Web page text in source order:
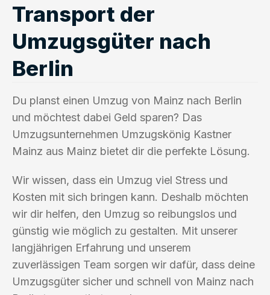
Transport der
Umzugsgüter nach
Berlin
Du planst einen Umzug von Mainz nach Berlin
und möchtest dabei Geld sparen? Das
Umzugsunternehmen Umzugskönig Kastner
Mainz aus Mainz bietet dir die perfekte Lösung.
Wir wissen, dass ein Umzug viel Stress und
Kosten mit sich bringen kann. Deshalb möchten
wir dir helfen, den Umzug so reibungslos und
günstig wie möglich zu gestalten. Mit unserer
langjährigen Erfahrung und unserem
zuverlässigen Team sorgen wir dafür, dass deine
Umzugsgüter sicher und schnell von Mainz nach